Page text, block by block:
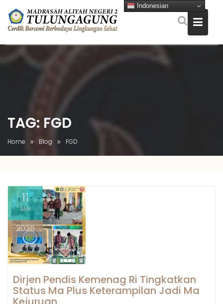
TAG: FGD
Home Blog FGD
11
Mei
2025
Dirjen Pendis Kemenag Ri Tingkatkan
Status Ma Plus Keterampilan Jadi Ma
Indonesian